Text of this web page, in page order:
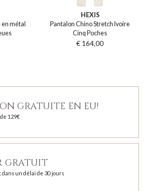
métal
HEXIS
Pantalon Chino Stretch Ivoire
Cinq Poches
€ 164,00
GRATUITE EN EU!
129€
GRATUIT
un délai de 30 jours